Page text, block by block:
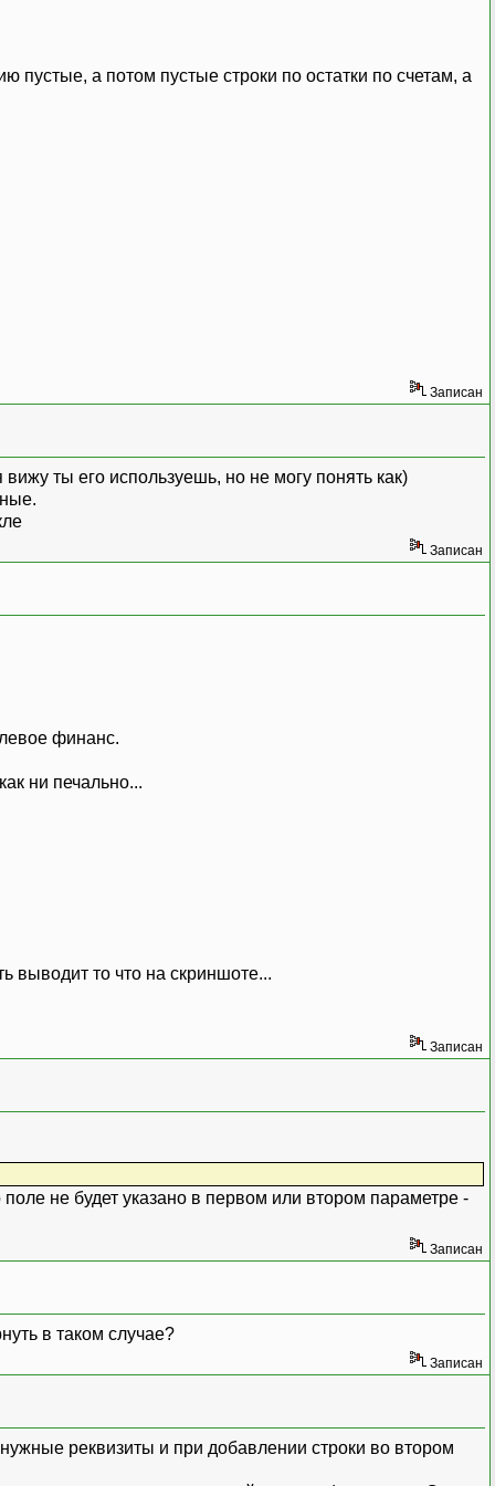
а потом пустые строки по остатки по счетам, а
Записан
ты его используешь, но не могу понять как)
Записан
финанс.
ни печально...
выводит то что на скриншоте...
Записан
не будет указано в первом или втором параметре -
Записан
в таком случае?
Записан
реквизиты и при добавлении строки во втором